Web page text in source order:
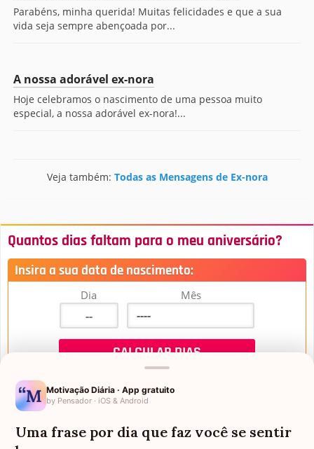
Parabéns, minha querida! Muitas felicidades e que a sua
vida seja sempre abençoada por...
A nossa adorável ex-nora
Hoje celebramos o nascimento de uma pessoa muito
especial, a nossa adorável ex-nora!...
Veja também: Todas as Mensagens de Ex-nora
Quantos dias faltam para o meu aniversário?
Insira a sua data de nascimento:
Dia Mês
Motivação Diária · App gratuito
by Pensador · iOS & Android
Uma frase por dia que faz você se sentir